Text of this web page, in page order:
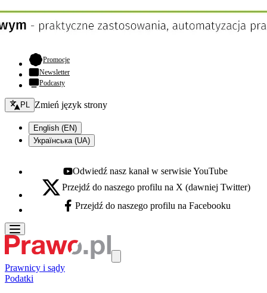
Promocje- otwiera się w nowej karcie
Newsletter
Podcasty
Zmień język - bieżący:
PL Zmień język strony
English (EN)
Українська (UA)
Youtube - otwiera się w nowej karcie
Odwiedź nasz kanał w serwisie YouTube
X - otwiera się w nowej karcie
Przejdź do naszego profilu na X (dawniej Twitter)
Facebook - otwiera się w nowej karcie
Przejdź do naszego profilu na Facebooku
Prawnicy i sądy
Podatki